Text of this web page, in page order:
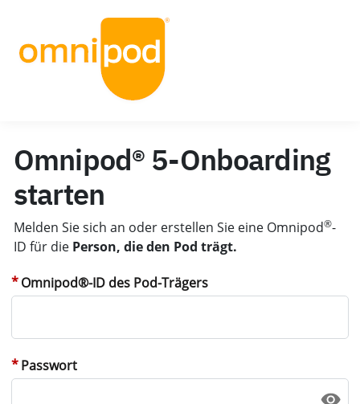
Omnipod® 5-Onboarding
starten
Melden Sie sich an oder erstellen Sie eine Omnipod®-
ID für die Person, die den Pod trägt.
Omnipod®-ID des Pod-Trägers
Passwort